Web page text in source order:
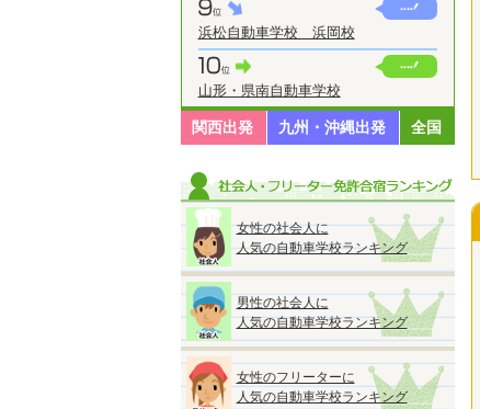
浜松自動車学校 浜岡校
山形・県南自動車学校
関西出発 九州・沖縄出発 全国
女性の社会人に
人気の自動車学校ランキング
男性の社会人に
人気の自動車学校ランキング
女性のフリーターに
人気の自動車学校ランキング